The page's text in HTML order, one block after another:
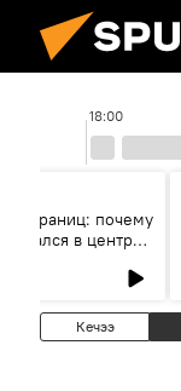
18:00
границ: почему
в центре
Кечээ